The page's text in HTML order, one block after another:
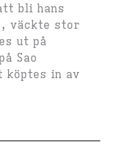
bli hans
väckte stor
ut på
Sao
köptes in av